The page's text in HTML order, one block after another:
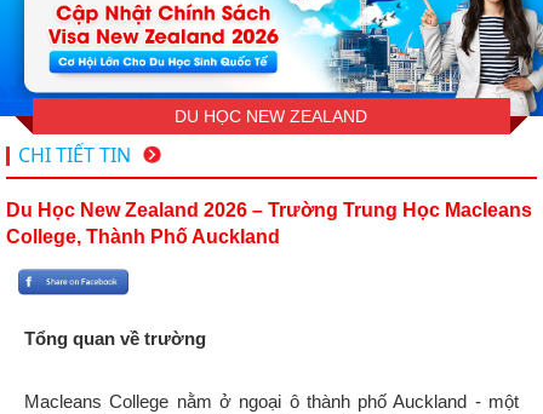
DU HỌC NEW ZEALAND
CHI TIẾT TIN
Du Học New Zealand 2026 – Trường Trung Học Macleans
College, Thành Phố Auckland
Tổng quan về trường
Macleans College nằm ở ngoại ô thành phố Auckland - một